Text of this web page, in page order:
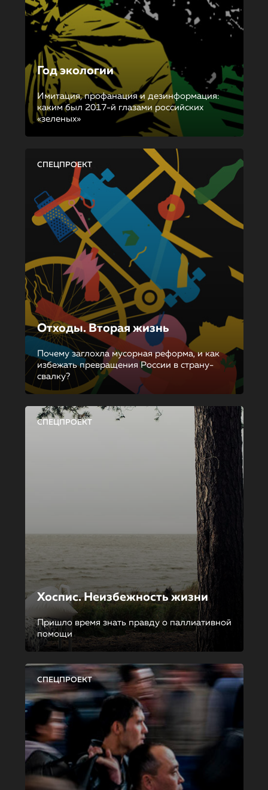
Год экологии
Имитация, профанация и дезинформация:
каким был 2017-й глазами российских
«зеленых»
СПЕЦПРОЕКТ
Отходы. Вторая жизнь
Почему заглохла мусорная реформа, и как
избежать превращения России в страну-
свалку?
СПЕЦПРОЕКТ
Хоспис. Неизбежность жизни
Пришло время знать правду о паллиативной
помощи
СПЕЦПРОЕКТ